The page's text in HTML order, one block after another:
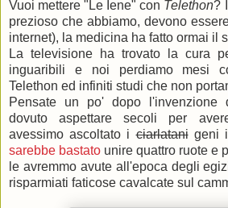
Vuoi mettere "Le Iene" con Telethon?
prezioso che abbiamo, devono
internet), la medicina ha fatto ormai il
La televisione ha trovato la cura
inguaribili e noi perdiamo mesi
Telethon ed infiniti studi che non
Pensate un po' dopo l'invenzione
dovuto aspettare secoli per
avessimo ascoltato iciarlatanigeni
sarebbe bastato unire quattro ruote e
le avremmo avute all'epoca degli
risparmiati faticose cavalcate sul